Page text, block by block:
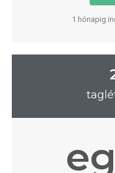
1 hónapig